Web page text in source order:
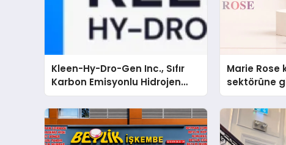
Kleen-Hy-Dro-Gen Inc., Sıfır
Karbon Emisyonlu Hidrojen
Isıtma Teknolojisinde ISO ve
TSSA Düzenleyici Onaylarını
Aldı
Marie Rose
sektörüne